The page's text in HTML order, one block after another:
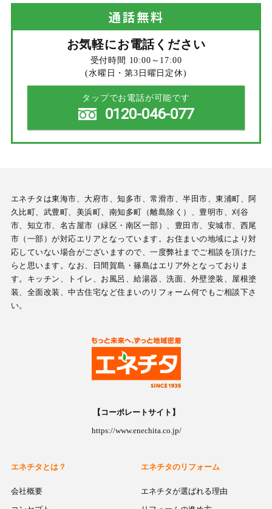
通話無料
お気軽にお電話ください
受付時間 10:00～17:00
(水曜日・第3日曜日定休)
タップでお電話が可能です
0120-046-077
エネチタは東海市、大府市、知多市、常滑市、半田市、東浦町、阿
久比町、武豊町、美浜町、南知多町（離島除く）、豊明市、刈谷
市、知立市、名古屋市（緑区・南区一部）、豊田市、安城市、西尾
市（一部）が対応エリアとなっています。お住まいの地域により対
応していない場合がございますので、一度弊社までご相談を頂けた
らと思います。なお、日間賀島・篠島はエリア外となっておりま
す。キッチン、トイレ、お風呂、給湯器、洗面、外壁塗装、屋根塗
装、全面改装、中古住宅など住まいのリフォーム何でもご相談下さ
い。
【コーポレートサイト】
https://www.enechita.co.jp/
エネチタとは？
会社概要
エネチタのリフォーム
エネチタが選ばれる理由